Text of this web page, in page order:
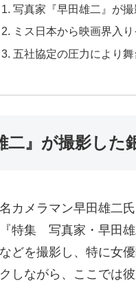
写真家『早田雄二』が
ミス日本から映画界入
五社協定の圧力により
二』が撮影した
カメラマン早田雄二
特集 写真家・早田雄
どを撮影し、特に女
しながら、ここでは